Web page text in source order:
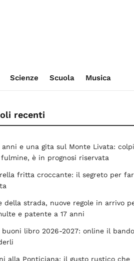
Scienze Scuola Musica
recenti
anni e una gita sul Monte Livata:
è in prognosi riservata
fritta croccante: il segreto per
della strada, nuove regole in arrivo
e patente a 17 anni
buoni libro 2026-2027: online il
alla Ponticiana: il gusto rustico che